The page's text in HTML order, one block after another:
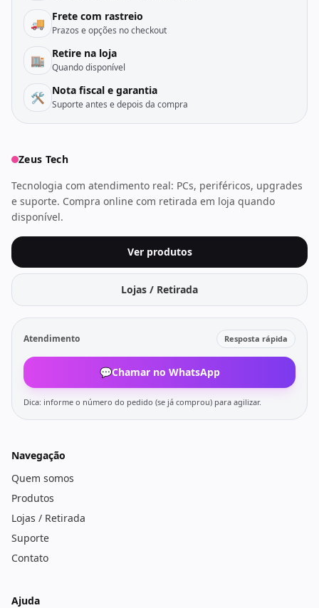
🚚 Frete com rastreio
Prazos e opções no checkout
🏬 Retire na loja
Quando disponível
🛠️ Nota fiscal e garantia
Suporte antes e depois da compra
Zeus Tech
Tecnologia com atendimento real: PCs, periféricos, upgrades
e suporte. Compra online com retirada em loja quando
disponível.
Ver produtos
Lojas / Retirada
Atendimento Resposta rápida
💬Chamar no WhatsApp
Dica: informe o número do pedido (se já comprou) para agilizar.
Navegação
Quem somos
Produtos
Lojas / Retirada
Suporte
Contato
Ajuda